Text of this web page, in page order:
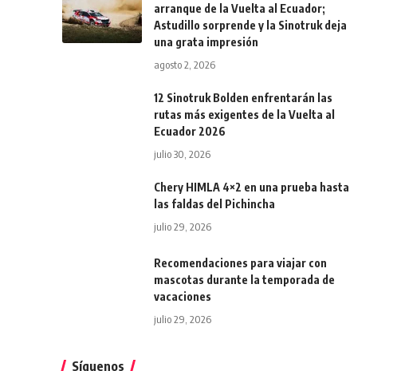
arranque de la Vuelta al Ecuador;
Astudillo sorprende y la Sinotruk deja
una grata impresión
agosto 2, 2026
12 Sinotruk Bolden enfrentarán las
rutas más exigentes de la Vuelta al
Ecuador 2026
julio 30, 2026
Chery HIMLA 4×2 en una prueba hasta
las faldas del Pichincha
julio 29, 2026
Recomendaciones para viajar con
mascotas durante la temporada de
vacaciones
julio 29, 2026
Síguenos